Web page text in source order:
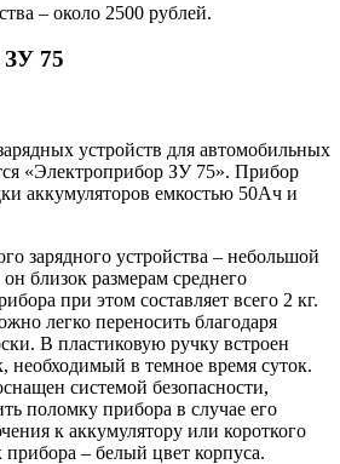
– около 2500 рублей.
ЗУ 75
устройств для автомобильных
«Электроприбор ЗУ 75». Прибор
аккумуляторов емкостью 50Ач и
зарядного устройства – небольшой
близок размерам среднего
при этом составляет всего 2 кг.
легко переносить благодаря
В пластиковую ручку встроен
необходимый в темное время суток.
системой безопасности,
поломку прибора в случае его
к аккумулятору или короткого
– белый цвет корпуса.